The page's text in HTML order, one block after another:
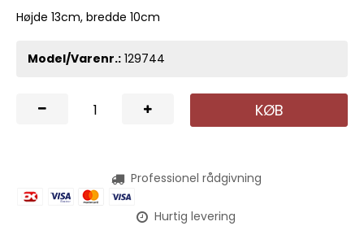
Højde 13cm, bredde 10cm
Model/Varenr.: 129744
KØB
Professionel rådgivning
Hurtig levering